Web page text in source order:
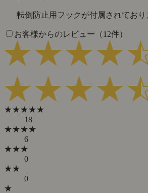
転倒防止用フックが付属されており
お客様からのレビュー（12件）
★★★★★
18
★★★★
6
★★★
0
★★
0
★